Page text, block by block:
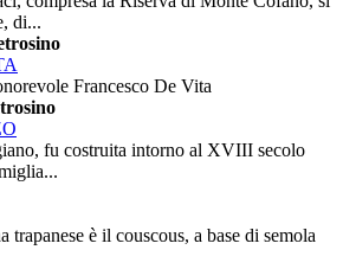
di...
Francesco De Vita
fu costruita intorno al XVIII secolo
trapanese è il couscous, a base di semola